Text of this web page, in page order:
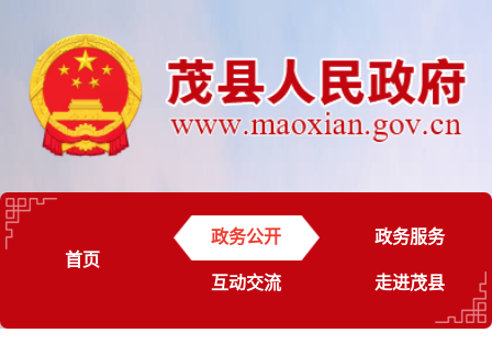
首页
政务公开 政务服务
互动交流 走进茂县